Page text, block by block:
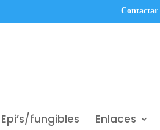
Contactar
Epi’s/fungibles Enlaces